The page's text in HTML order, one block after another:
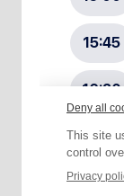
Alertes